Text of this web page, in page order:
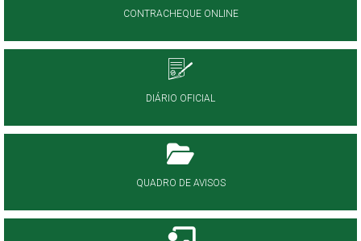
CONTRACHEQUE ONLINE
DIÁRIO OFICIAL
QUADRO DE AVISOS